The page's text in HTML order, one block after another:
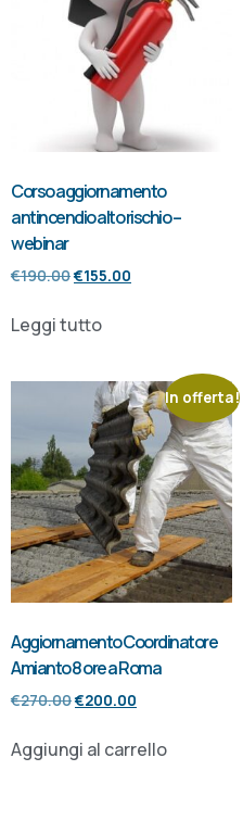
Corso aggiornamento
antincendio alto rischio –
webinar
€190.00€155.00
Leggi tutto
In offerta!
Aggiornamento Coordinatore
Amianto 8 ore a Roma
€270.00€200.00
Aggiungi al carrello